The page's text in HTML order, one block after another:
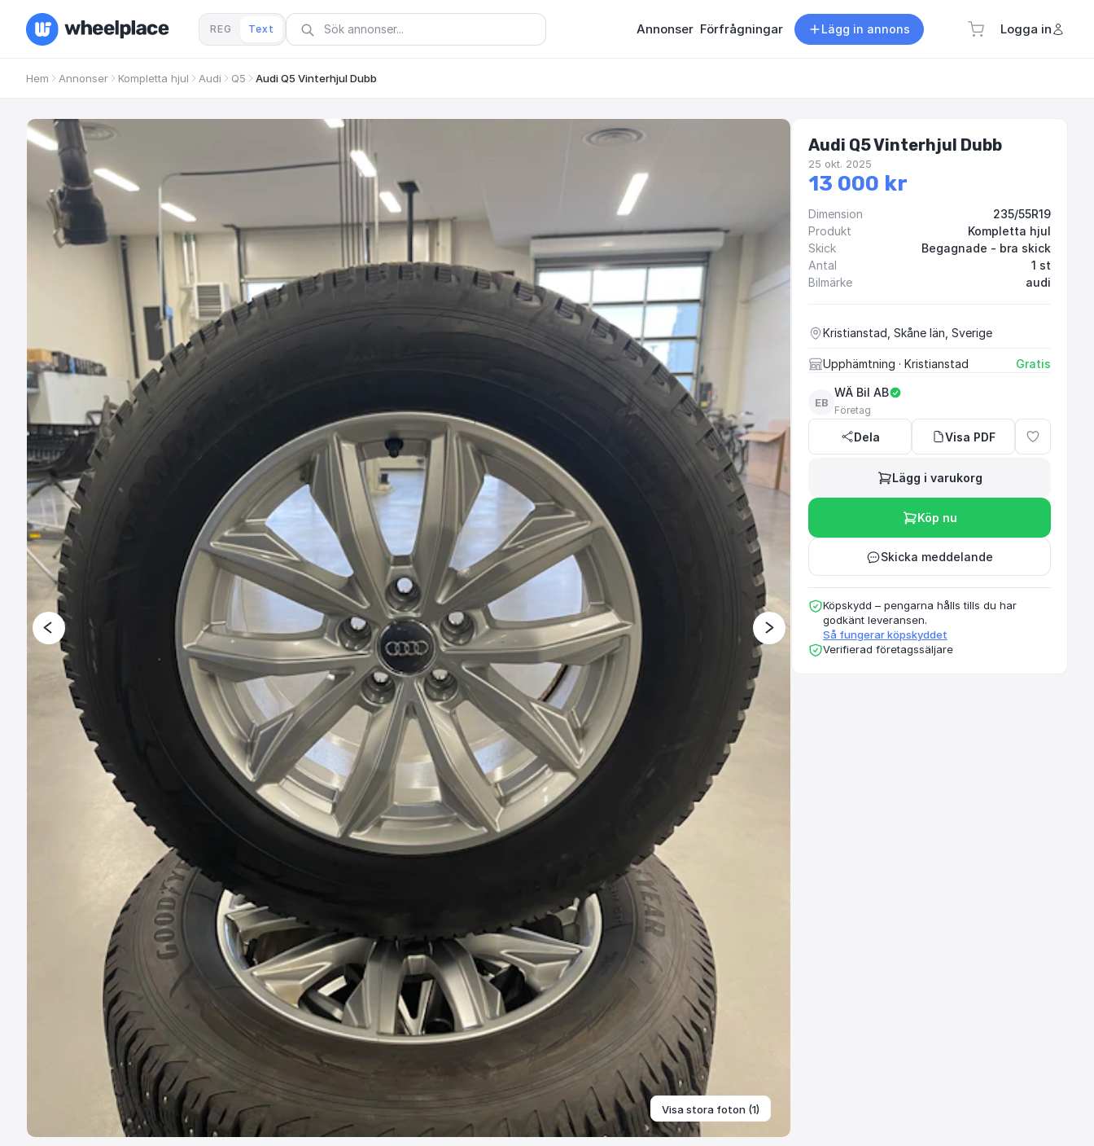
REG Text Annonser Förfrågningar Lägg in annons Logga in
Hem Annonser Kompletta hjul Audi Q5 Audi Q5 Vinterhjul Dubb
Visa stora foton (1)
Audi Q5 Vinterhjul Dubb
25 okt. 2025
13 000 kr
Dimension
235/55R19
Produkt
Kompletta hjul
Skick
Begagnade - bra skick
Antal
1 st
Bilmärke
audi
Kristianstad, Skåne län, Sverige
Upphämtning · Kristianstad Gratis
EB
WÄ Bil AB
Företag
Dela Visa PDF
Lägg i varukorg
Köp nu
Skicka meddelande
Köpskydd – pengarna hålls tills du har
godkänt leveransen.
Så fungerar köpskyddet
Verifierad företagssäljare